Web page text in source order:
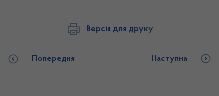
Версія для друку
Попередня Наступна